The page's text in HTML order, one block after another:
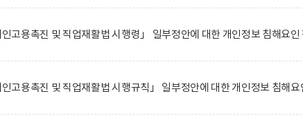
인고용촉진 및 직업재활법 시행령」 일부정안에 대한 개인정보 침해요
인고용촉진 및 직업재활법 시행규칙」 일부정안에 대한 개인정보 침해